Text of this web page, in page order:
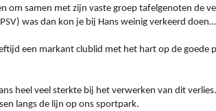
om samen met zijn vaste groep tafelgenoten de
was dan kon je bij Hans weinig verkeerd
een markant clublid met het hart op de goede
heel veel sterkte bij het verwerken van dit verlies.
langs de lijn op ons sportpark.